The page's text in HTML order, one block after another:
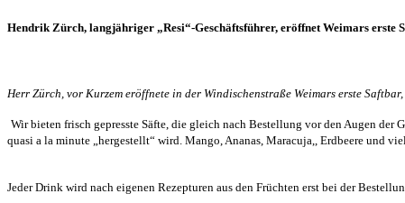
Hendrik Zürch, langjähriger „Resi“-Geschäftsführer, eröffnet Weimars erste
Herr Zürch, vor Kurzem eröffnete in der Windischenstraße Weimars erste
Wir bieten frisch gepresste Säfte, die gleich nach Bestellung vor den Augen der
quasi a la minute „hergestellt“ wird. Mango, Ananas, Maracuja,, Erdbeere und
Jeder Drink wird nach eigenen Rezepturen aus den Früchten erst bei der